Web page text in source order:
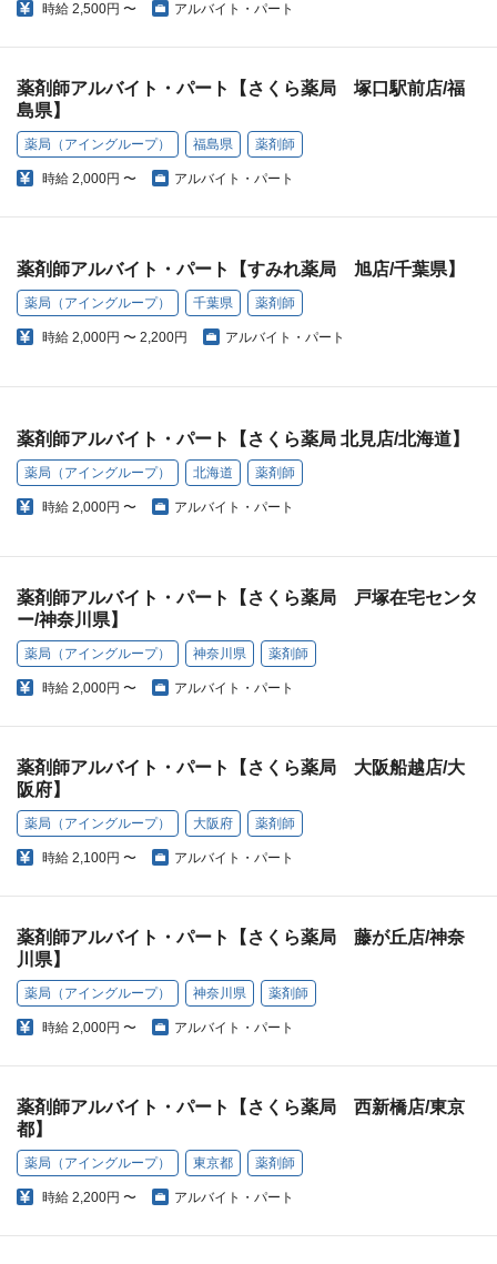
時給 2,500円 〜 アルバイト・パート
薬剤師アルバイト・パート【さくら薬局 塚口駅前店/福
島県】
薬局（アイングループ） 福島県 薬剤師
時給 2,000円 〜 アルバイト・パート
薬剤師アルバイト・パート【すみれ薬局 旭店/千葉県】
薬局（アイングループ） 千葉県 薬剤師
時給 2,000円 〜 2,200円 アルバイト・パート
薬剤師アルバイト・パート【さくら薬局 北見店/北海道】
薬局（アイングループ） 北海道 薬剤師
時給 2,000円 〜 アルバイト・パート
薬剤師アルバイト・パート【さくら薬局 戸塚在宅センタ
ー/神奈川県】
薬局（アイングループ） 神奈川県 薬剤師
時給 2,000円 〜 アルバイト・パート
薬剤師アルバイト・パート【さくら薬局 大阪船越店/大
阪府】
薬局（アイングループ） 大阪府 薬剤師
時給 2,100円 〜 アルバイト・パート
薬剤師アルバイト・パート【さくら薬局 藤が丘店/神奈
川県】
薬局（アイングループ） 神奈川県 薬剤師
時給 2,000円 〜 アルバイト・パート
薬剤師アルバイト・パート【さくら薬局 西新橋店/東京
都】
薬局（アイングループ） 東京都 薬剤師
時給 2,200円 〜 アルバイト・パート